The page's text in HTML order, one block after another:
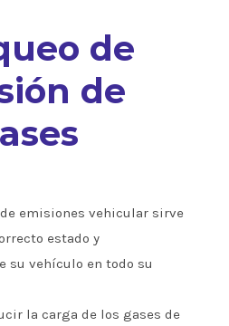
de
de
emisiones vehicular sirve
estado y
su vehículo en todo su
la carga de los gases de